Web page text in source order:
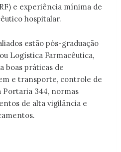
e experiência mínima de
hospitalar.
estão pós-graduação
Logística Farmacêutica,
boas práticas de
e transporte, controle de
Portaria 344, normas
de alta vigilância e